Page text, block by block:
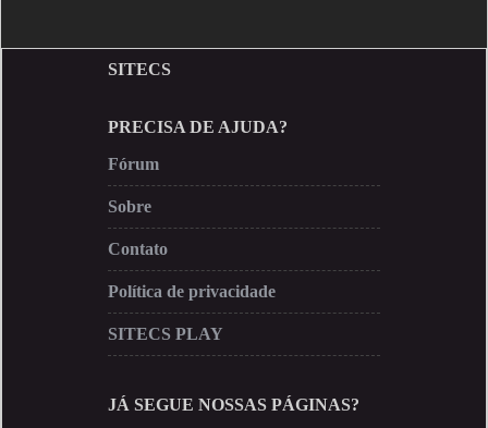
SITECS
PRECISA DE AJUDA?
Fórum
Sobre
Contato
Política de privacidade
SITECS PLAY
JÁ SEGUE NOSSAS PÁGINAS?